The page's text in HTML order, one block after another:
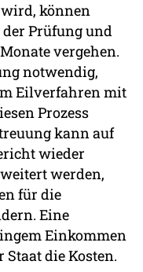
können
Prüfung und
vergehen.
notwendig,
Eilverfahren mit
Prozess
kann auf
wieder
werden,
für die
Eine
Einkommen
die Kosten.